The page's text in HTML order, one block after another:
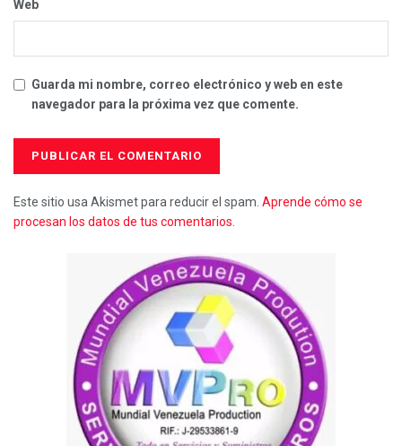
Web
Guarda mi nombre, correo electrónico y web en este
navegador para la próxima vez que comente.
Este sitio usa Akismet para reducir el spam. Aprende cómo se
procesan los datos de tus comentarios.